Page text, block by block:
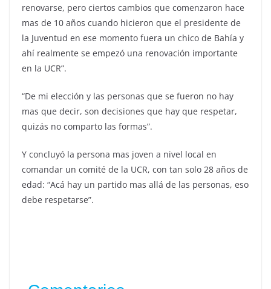
renovarse, pero ciertos cambios que comenzaron hace
mas de 10 años cuando hicieron que el presidente de
la Juventud en ese momento fuera un chico de Bahía y
ahí realmente se empezó una renovación importante
en la UCR”.
“De mi elección y las personas que se fueron no hay
mas que decir, son decisiones que hay que respetar,
quizás no comparto las formas”.
Y concluyó la persona mas joven a nivel local en
comandar un comité de la UCR, con tan solo 28 años de
edad: “Acá hay un partido mas allá de las personas, eso
debe respetarse”.